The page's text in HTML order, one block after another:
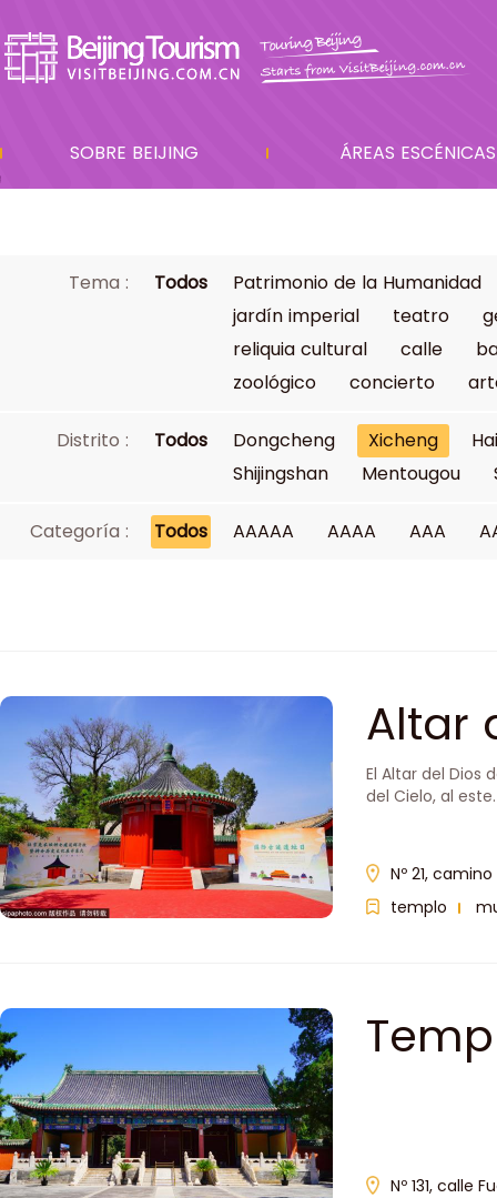
SOBRE BEIJING ÁREAS ESCÉNICAS
Tema : Todos
Patrimonio de la Humanidad
jardín imperial
teatro
reliquia cultural
calle
zoológico
concierto
Distrito : Todos Dongcheng Xicheng
Shijingshan
Mentougou
Categoría : Todos AAAAA AAAA AAA
Altar
la
El Altar del Dios
del Cielo, al este.
Nº 21,
templo
Nº 131, calle